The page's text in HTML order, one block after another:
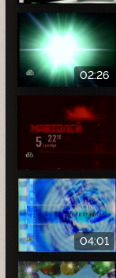
02:26
04:01